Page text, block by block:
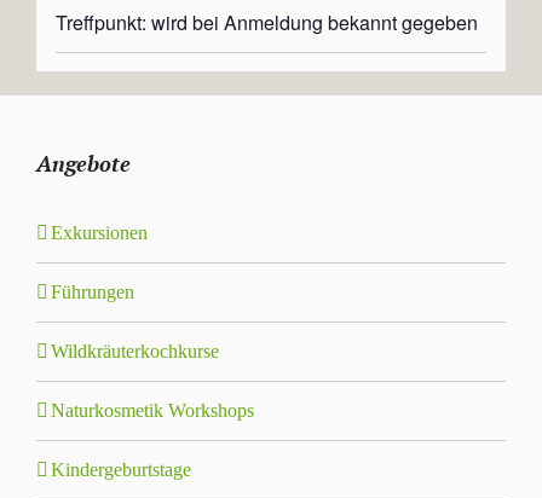
Treffpunkt: wird bei Anmeldung bekannt gegeben
Angebote
Exkursionen
Führungen
Wildkräuterkochkurse
Naturkosmetik Workshops
Kindergeburtstage